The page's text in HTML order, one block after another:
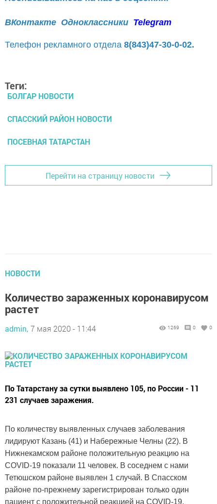
ВКонтакте Одноклассники Telegram
Телефон рекламного отдела 8(843)47-30-0-02.
Теги:
БОЛГАР НОВОСТИ
СПАССКИЙ РАЙОН НОВОСТИ
ПОСЕВНАЯ ТАТАРСТАН
Перейти на страницу новости
НОВОСТИ
Количество зараженных коронавирусом
растет
admin, 7 мая 2020 - 11:44 1269 0 0
По Татарстану за сутки выявлено 105, по России - 11
231 случаев заражения.
По количеству выявленных случаев заболевания
лидируют Казань (41) и Набережные Челны (22). В
Нижнекамском районе положительную реакцию на
COVID-19 показали 11 человек. В соседнем с нами
Тетюшском районе выявлен 1 случай. В Спасском
районе по-прежнему зарегистрирован только один
пациент с положительной реакцией на COVID-19.